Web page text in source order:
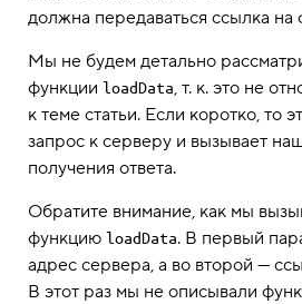
должна передаваться ссылка на
Мы не будем детально
функции loadData, т. к. это не
к теме статьи. Если коротко, то
запрос к серверу и вызывает
получения ответа.
Обратите внимание, как мы
функцию loadData. В первый
адрес сервера, а во второй —
В этот раз мы не описывали